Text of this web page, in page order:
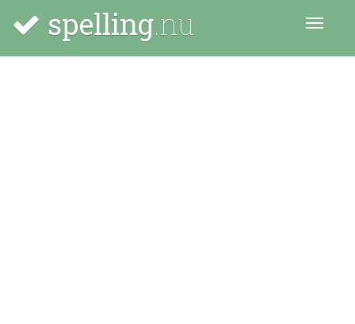
spelling.nu Menu